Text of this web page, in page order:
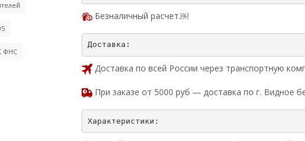
Безналичный расчет.￼
Доставка по всей России через транспортную
При заказе от 5000 руб — доставка по г. Видное
ФНС